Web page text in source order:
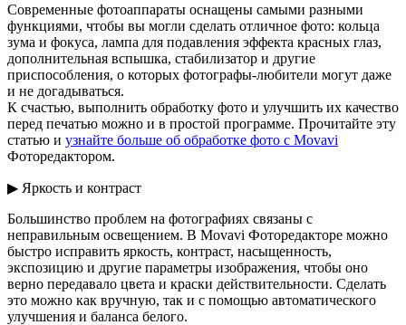
Современные фотоаппараты оснащены самыми разными
функциями, чтобы вы могли сделать отличное фото: кольца
зума и фокуса, лампа для подавления эффекта красных глаз,
дополнительная вспышка, стабилизатор и другие
приспособления, о которых фотографы-любители могут даже
и не догадываться.
К счастью, выполнить обработку фото и улучшить их качество
перед печатью можно и в простой программе. Прочитайте эту
статью и узнайте больше об обработке фото с Movavi
Фоторедактором.
▶ Яркость и контраст
Большинство проблем на фотографиях связаны с
неправильным освещением. В Movavi Фоторедакторе можно
быстро исправить яркость, контраст, насыщенность,
экспозицию и другие параметры изображения, чтобы оно
верно передавало цвета и краски действительности. Сделать
это можно как вручную, так и с помощью автоматического
улучшения и баланса белого.